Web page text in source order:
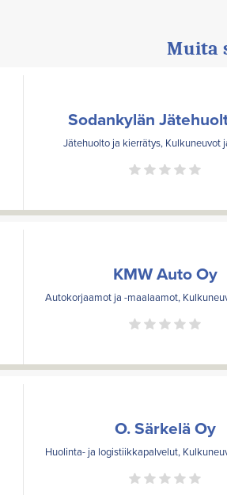
Muita
Sodankylän
Jätehuolto ja kierrätys, Kulkuneuvot
KMW Auto Oy
Autokorjaamot ja -maalaamot,
O. Särkelä Oy
Huolinta- ja logistiikkapalvelut,